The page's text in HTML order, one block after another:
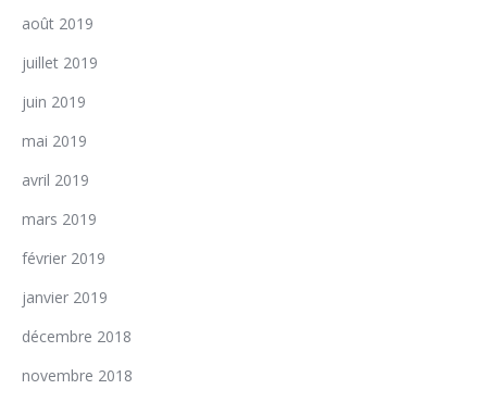
août 2019
juillet 2019
juin 2019
mai 2019
avril 2019
mars 2019
février 2019
janvier 2019
décembre 2018
novembre 2018